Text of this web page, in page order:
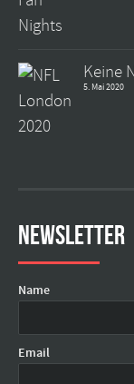
Keine
5. Mai 2020
Newsletter
Name
Email